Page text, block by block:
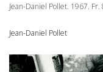
Jean-Daniel Pollet. 1967. Fr.
Jean-Daniel Pollet